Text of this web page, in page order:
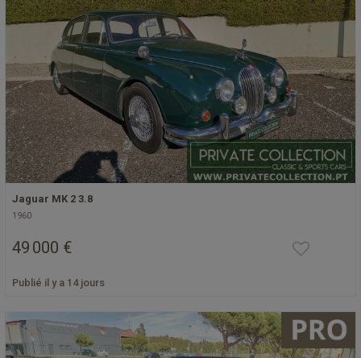
Jaguar MK 2 3.8
1960
49 000 €
Publié il y a 14 jours